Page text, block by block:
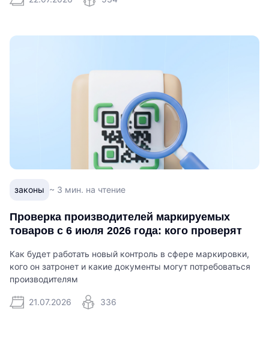
законы ~ 3 мин. на чтение
Проверка производителей маркируемых
товаров с 6 июля 2026 года: кого проверят
Как будет работать новый контроль в сфере маркировки,
кого он затронет и какие документы могут потребоваться
производителям
21.07.2026 336